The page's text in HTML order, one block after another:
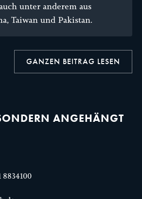
unter anderem aus
Taiwan und Pakistan.
GANZEN BEITRAG LESEN
ANGEHÄNGT
8834100